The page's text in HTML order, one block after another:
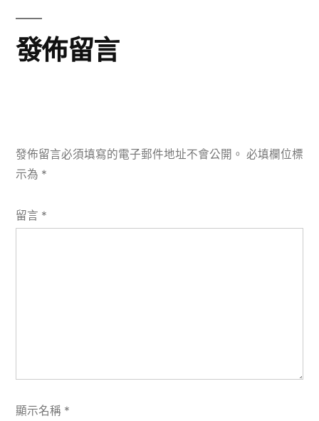
發佈留言
發佈留言必須填寫的電子郵件地址不會公開。 必填欄位標
示為 *
留言 *
顯示名稱 *